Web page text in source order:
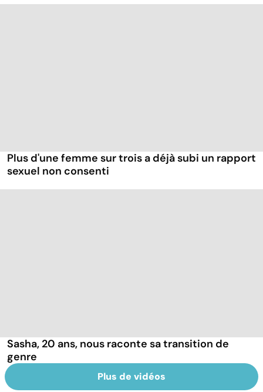
Plus d'une femme sur trois a déjà subi un rapport
sexuel non consenti
Sasha, 20 ans, nous raconte sa transition de
genre
Plus de vidéos